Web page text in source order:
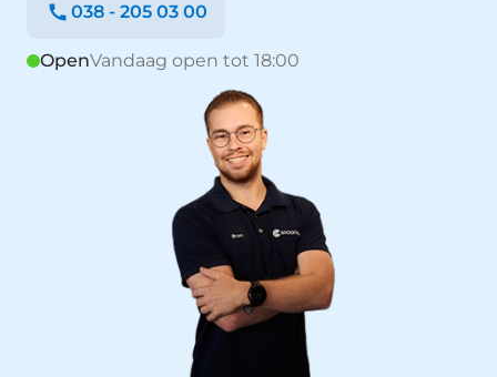
038 - 205 03 00
OpenVandaag open tot 18:00